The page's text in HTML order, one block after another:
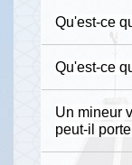
Qu'est-ce
Qu'est-ce
Un mineur
peut-il